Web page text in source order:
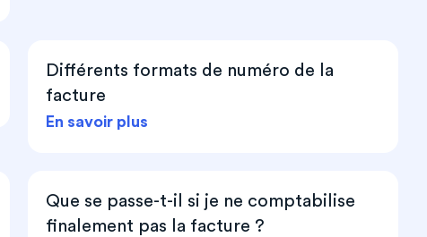
Différents formats de numéro de la
facture
En savoir plus
Que se passe-t-il si je ne comptabilise
finalement pas la facture ?